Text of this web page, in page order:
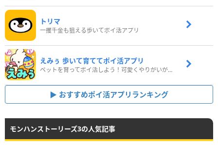
トリマ
一攫千金も狙える歩いてポイ活アプリ
えみぅ 歩いて育ててポイ活アプリ
ペットを育ってポイ活しよう！可愛くやりがいがある新感覚アプリ
おすすめポイ活アプリランキング
モンハンストーリーズ3の人気記事